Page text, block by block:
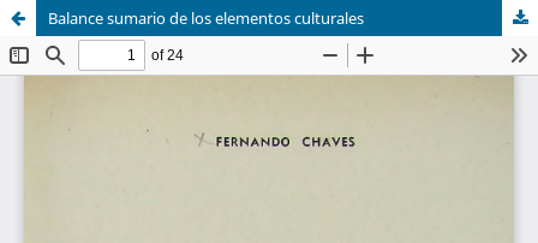
Balance sumario de los elementos culturales